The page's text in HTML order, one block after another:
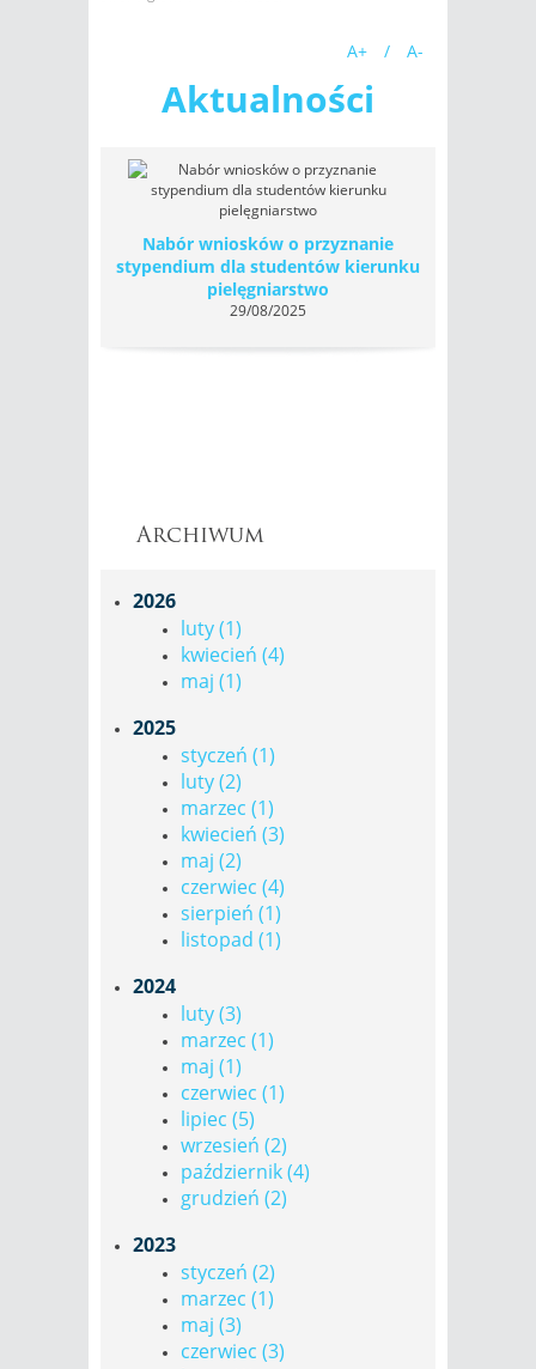
A+ / A-
Aktualności
Nabór wniosków o przyznanie
stypendium dla studentów kierunku
pielęgniarstwo
29/08/2025
Archiwum
2026
luty (1)
kwiecień (4)
maj (1)
2025
styczeń (1)
luty (2)
marzec (1)
kwiecień (3)
maj (2)
czerwiec (4)
sierpień (1)
listopad (1)
2024
luty (3)
marzec (1)
maj (1)
czerwiec (1)
lipiec (5)
wrzesień (2)
październik (4)
grudzień (2)
2023
styczeń (2)
marzec (1)
maj (3)
czerwiec (3)